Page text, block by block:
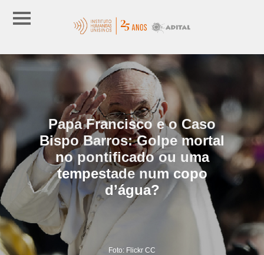
Papa Francisco e o Caso
Bispo Barros: Golpe mortal
no pontificado ou uma
tempestade num copo
d’água?
Foto: Flickr CC